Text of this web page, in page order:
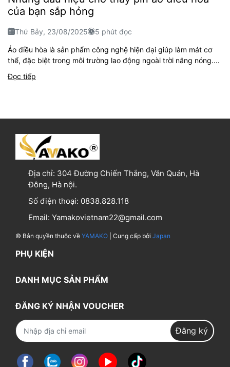
của bạn sắp hỏng
Thứ Bảy, 23/08/2025 5 phút đọc
Áo điều hòa là sản phẩm công nghệ hiện đại giúp làm mát cơ
thể, đặc biệt trong môi trường lao động ngoài trời nắng nóng....
Đọc tiếp
Địa chỉ: 304 Đường Chiến Thắng, Văn Quán, Hà
Đông, Hà nội.
Số điện thoại: 0838.828.118
Email: Yamakovietnam22@gmail.com
© Bản quyền thuộc về YAMAKO | Cung cấp bởi Japan
PHỤ KIỆN
DANH MỤC SẢN PHẨM
ĐĂNG KÝ NHẬN VOUCHER
Đăng ký